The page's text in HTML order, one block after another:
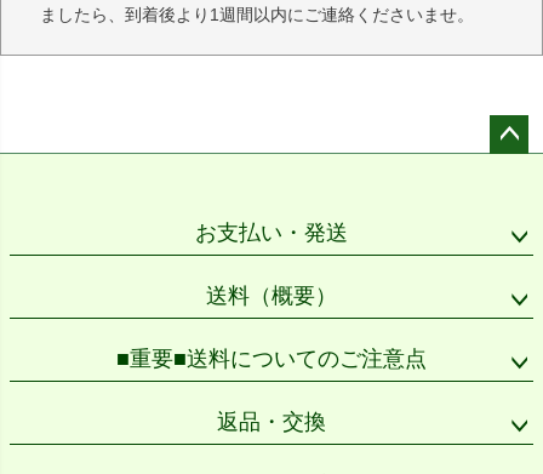
ましたら、到着後より1週間以内にご連絡くださいませ。
お支払い・発送
送料（概要）
■重要■送料についてのご注意点
返品・交換